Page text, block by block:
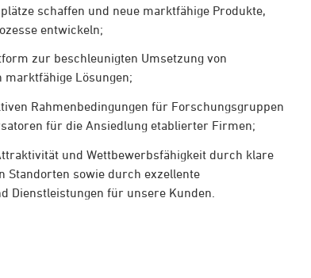
schaffen und neue marktfähige Produkte,
entwickeln;
zur beschleunigten Umsetzung von
Lösungen;
Rahmenbedingungen für Forschungsgruppen
für die Ansiedlung etablierter Firmen;
und Wettbewerbsfähigkeit durch klare
Standorten sowie durch exzellente
Dienstleistungen für unsere Kunden.